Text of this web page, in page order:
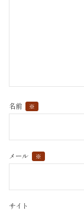
名前 ※
メール ※
サイト